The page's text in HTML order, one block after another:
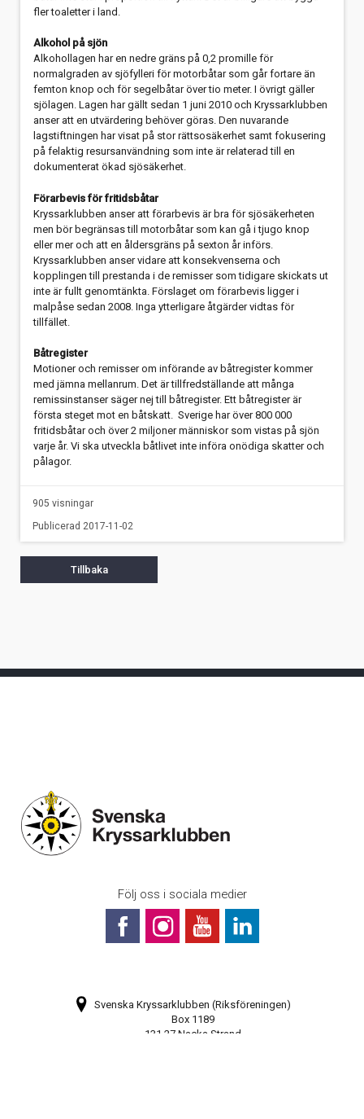
fler toaletter i land.
Alkohol på sjön
Alkohollagen har en nedre gräns på 0,2 promille för
normalgraden av sjöfylleri för motorbåtar som går fortare än
femton knop och för segelbåtar över tio meter. I övrigt gäller
sjölagen. Lagen har gällt sedan 1 juni 2010 och Kryssarklubben
anser att en utvärdering behöver göras. Den nuvarande
lagstiftningen har visat på stor rättsosäkerhet samt fokusering
på felaktig resursanvändning som inte är relaterad till en
dokumenterat ökad sjösäkerhet.
Förarbevis för fritidsbåtar
Kryssarklubben anser att förarbevis är bra för sjösäkerheten
men bör begränsas till motorbåtar som kan gå i tjugo knop
eller mer och att en åldersgräns på sexton år införs.
Kryssarklubben anser vidare att konsekvenserna och
kopplingen till prestanda i de remisser som tidigare skickats ut
inte är fullt genomtänkta. Förslaget om förarbevis ligger i
malpåse sedan 2008. Inga ytterligare åtgärder vidtas för
tillfället.
Båtregister
Motioner och remisser om införande av båtregister kommer
med jämna mellanrum. Det är tillfredställande att många
remissinstanser säger nej till båtregister. Ett båtregister är
första steget mot en båtskatt. Sverige har över 800 000
fritidsbåtar och över 2 miljoner människor som vistas på sjön
varje år. Vi ska utveckla båtlivet inte införa onödiga skatter och
pålagor.
905 visningar
Publicerad 2017-11-02
Tillbaka
Följ oss i sociala medier
Svenska Kryssarklubben (Riksföreningen)
Box 1189
131 27 Nacka Strand